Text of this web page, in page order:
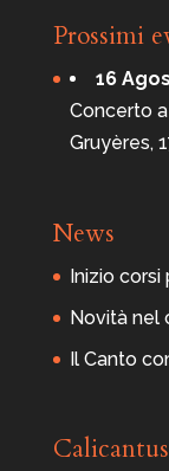
Prossimi
16
Concerto
Gruyères,
News
Inizio
Novità nel
Il Canto